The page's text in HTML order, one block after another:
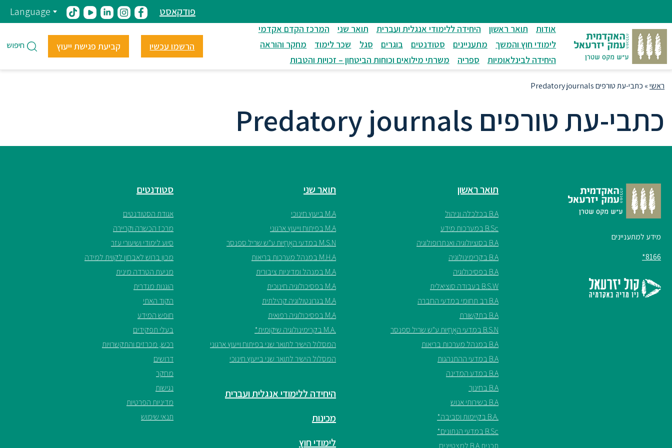
מרכזי
פודקאסט Language
אודות תואר ראשון היחידה ללימודי אנגלית ועברית תואר שני
המרכז הקדם אקדמי
לימודי חוץ והמשך
מתעניינים סטודנטים בוגרים סגל שכר לימוד
מחקר והוראה
היחידה לבינלאומיות
ספריה משרתי מילואים וכוחות הביטחון – זכויות והטבות
הרשמו עכשיו קביעת פגישת ייעוץ חיפוש
ראשי» כתבי-עת טורפים Predatory journals
כתבי-עת טורפים Predatory journals
מידע למתעניינים
8166*
תואר ראשון
B.A בכלכלה וניהול
B.Sc במערכות מידע
B.A בסוציולוגיה ואנתרופולוגיה
B.A בקרימינולוגיה
B.A בפסיכולוגיה
B.S.W בעבודה סוציאלית
B.A רב תחומי במדעי החברה
B.A בתקשורת
B.S.N במדעי האֲחָיוּת ע"ש שריל ספנסר
B.A במנהל מערכות בריאות
B.A במדעי ההתנהגות
B.A במדע המדינה
B.A בחינוך
B.A בשירותי אנוש
.B.A בקיימות וסביבה*
B.Sc במדעי הנתונים*
תכנית B.A למצטיינים
תואר שני
M.A ביעוץ חינוכי
M.A בפיתוח וייעוץ ארגוני
M.S.N במדעי האֲחָיוּת ע"ש שריל ספנסר
M.H.A במנהל מערכות בריאות
M.A במנהל ומדיניות ציבורית
M.A בפסיכולוגיה חינוכית
M.A בגרונטולוגיה קהילתית
M.A בפסיכולוגיה רפואית
.M.A בקרימינולוגיה שיקומית*
המסלול הישיר לתואר שני בפיתוח וייעוץ ארגוני
המסלול הישיר לתואר שני בייעוץ חינוכי
היחידה ללימודי אנגלית ועברית
מכינות
לימודי חוץ
סטודנטים
אגודת הסטודנטים
מרכז הכשרה וקריירה
סיוע לימודי ושיעורי עזר
מכון ברוש לאבחון לקווית למידה
מניעת הטרדה מינית
הוגנות מגדרית
הקוד האתי
חופש המידע
בעלי תפקידים
רכש, מכרזים והתקשרויות
דרושים
מחקר
נגישות
מדיניות הפרטיות
תנאי שימוש